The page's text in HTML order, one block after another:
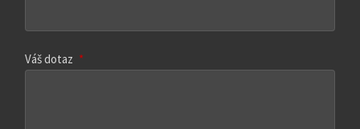
Váš dotaz *